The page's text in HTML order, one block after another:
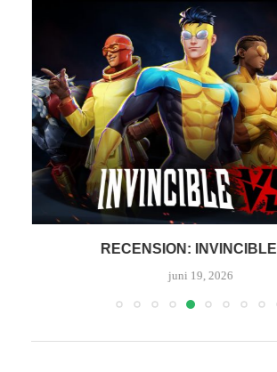
RECENSION:
juni 19, 2026